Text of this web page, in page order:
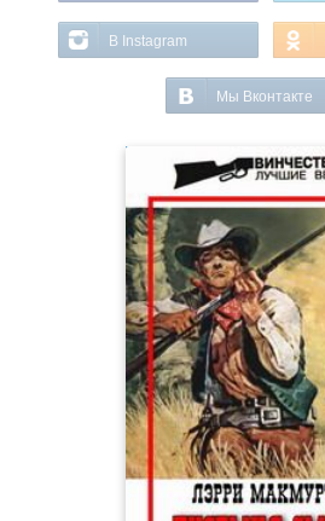
В Instagram
Мы Вконтакте